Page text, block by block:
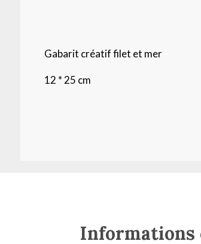
Gabarit créatif filet et mer
12 * 25 cm
Informations